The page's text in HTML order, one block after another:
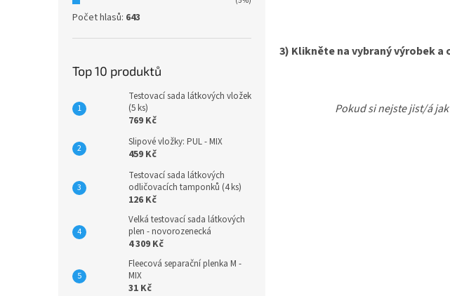
Počet hlasů: 643
Top 10 produktů
Testovací sada látkových vložek
(5 ks)
769 Kč
Slipové vložky: PUL - MIX
459 Kč
Testovací sada látkových
odličovacích tamponků (4 ks)
126 Kč
Velká testovací sada látkových
plen - novorozenecká
4 309 Kč
Fleecová separační plenka M -
MIX
31 Kč
3) Klikněte na vybraný výrobek
Pokud si nejste jist/á